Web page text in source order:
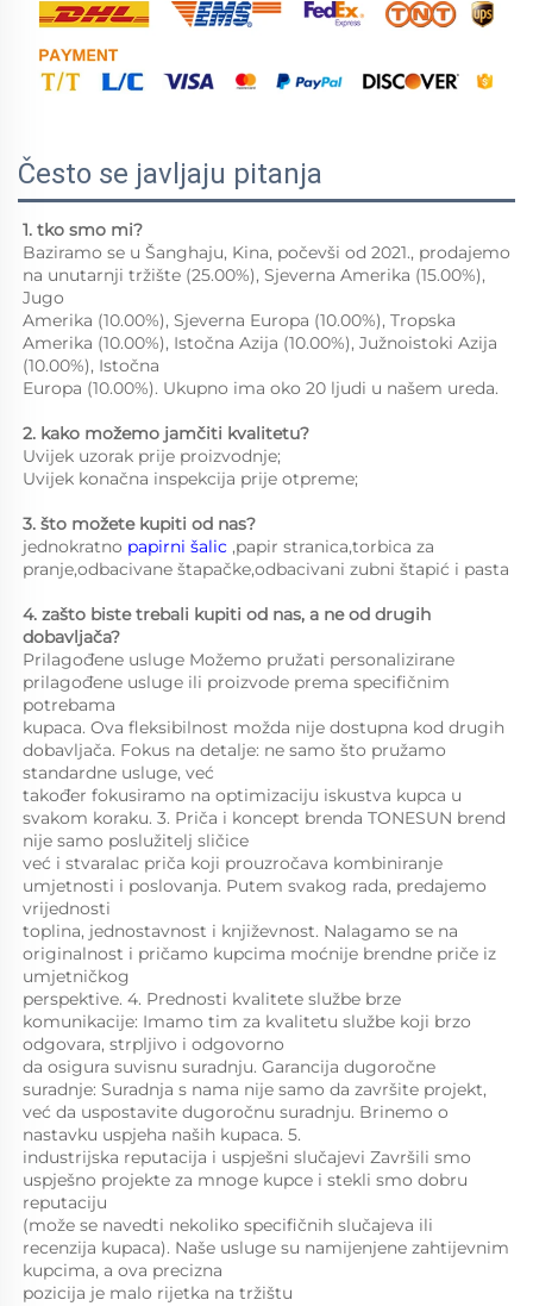
Često se javljaju pitanja
1. tko smo mi?
Baziramo se u Šanghaju, Kina, počevši od 2021., prodajemo
na unutarnji tržište (25.00%), Sjeverna Amerika (15.00%),
Jugo
Amerika (10.00%), Sjeverna Europa (10.00%), Tropska
Amerika (10.00%), Istočna Azija (10.00%), Južnoistoki Azija
(10.00%), Istočna
Europa (10.00%). Ukupno ima oko 20 ljudi u našem ureda.
2. kako možemo jamčiti kvalitetu?
Uvijek uzorak prije proizvodnje;
Uvijek konačna inspekcija prije otpreme;
3. što možete kupiti od nas?
jednokratno papirni šalic ,papir stranica,torbica za
4. zašto biste trebali kupiti od nas, a ne od drugih
dobavljača?
Prilagođene usluge Možemo pružati personalizirane
prilagođene usluge ili proizvode prema specifičnim
potrebama
kupaca. Ova fleksibilnost možda nije dostupna kod drugih
dobavljača. Fokus na detalje: ne samo što pružamo
standardne usluge, već
također fokusiramo na optimizaciju iskustva kupca u
svakom koraku. 3. Priča i koncept brenda TONESUN brend
nije samo poslužitelj sličice
već i stvaralac priča koji prouzročava kombiniranje
umjetnosti i poslovanja. Putem svakog rada, predajemo
vrijednosti
toplina, jednostavnost i književnost. Nalagamo se na
originalnost i pričamo kupcima moćnije brendne priče iz
umjetničkog
perspektive. 4. Prednosti kvalitete službe brze
komunikacije: Imamo tim za kvalitetu službe koji brzo
odgovara, strpljivo i odgovorno
da osigura suvisnu suradnju. Garancija dugoročne
suradnje: Suradnja s nama nije samo da završite projekt,
već da uspostavite dugoročnu suradnju. Brinemo o
nastavku uspjeha naših kupaca. 5.
industrijska reputacija i uspješni slučajevi Završili smo
uspješno projekte za mnoge kupce i stekli smo dobru
reputaciju
(može se navedti nekoliko specifičnih slučajeva ili
recenzija kupaca). Naše usluge su namijenjene zahtijevnim
kupcima, a ova precizna
pozicija je malo rijetka na tržištu